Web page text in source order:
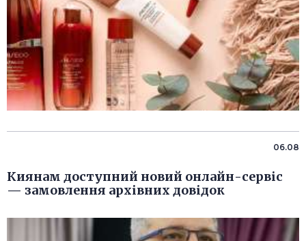
06.08
Киянам доступний новий онлайн-сервіс
— замовлення архівних довідок